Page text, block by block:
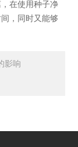
在使用种子净
，同时又能够
影响